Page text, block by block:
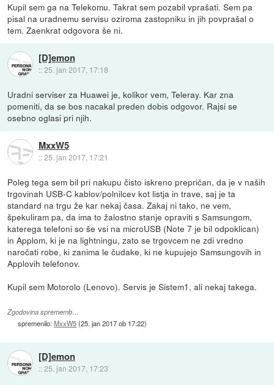
Kupil sem ga na Telekomu. Takrat sem pozabil vprašati. Sem pa
pisal na uradnemu servisu oziroma zastopniku in jih povprašal o
tem. Zaenkrat odgovora še ni.
[D]emon
::25. jan 2017, 17:18
Uradni serviser za Huawei je, kolikor vem, Teleray. Kar zna
pomeniti, da se bos nacakal preden dobis odgovor. Rajsi se
osebno oglasi pri njih.
MxxW5
::25. jan 2017, 17:21
Poleg tega sem bil pri nakupu čisto iskreno prepričan, da je v naših
trgovinah USB-C kablov/polnilcev kot listja in trave, saj je ta
standard na trgu že kar nekaj časa. Zakaj ni tako, ne vem,
špekuliram pa, da ima to žalostno stanje opraviti s Samsungom,
katerega telefoni so še vsi na microUSB (Note 7 je bil odpoklican)
in Applom, ki je na lightningu, zato se trgovcem ne zdi vredno
naročati robe, ki zanima le čudake, ki ne kupujejo Samsungovih in
Applovih telefonov.
Kupil sem Motorolo (Lenovo). Servis je Sistem1, ali nekaj takega.
Zgodovina sprememb…
spremenilo:MxxW5(25. jan 2017 ob 17:22)
[D]emon
::25. jan 2017, 17:23